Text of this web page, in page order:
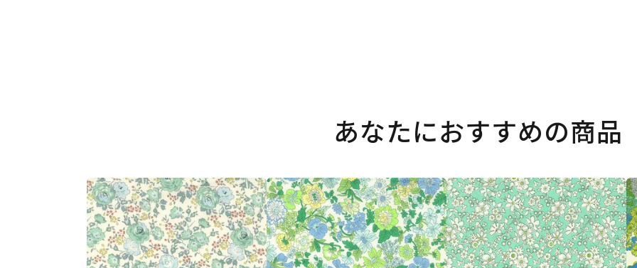
あなたにおすすめの商品